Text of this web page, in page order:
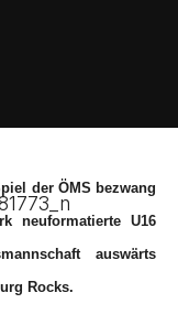
ROCKS
2013
der ÖMS bezwang
neuformatierte U16
auswärts
Rocks.